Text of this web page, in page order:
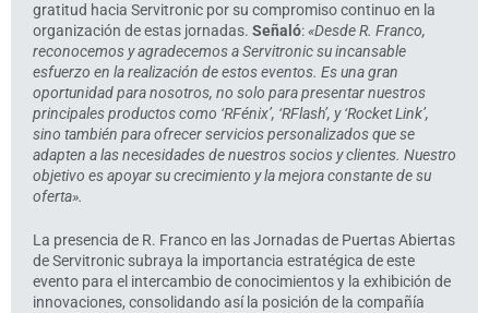
gratitud hacia Servitronic por su compromiso continuo en la
organización de estas jornadas. Señaló:«Desde R. Franco,
reconocemos y agradecemos a Servitronic su incansable
esfuerzo en la realización de estos eventos. Es una gran
oportunidad para nosotros, no solo para presentar nuestros
principales productos como ‘RFénix’, ‘RFlash’, y ‘Rocket Link’,
sino también para ofrecer servicios personalizados que se
adapten a las necesidades de nuestros socios y clientes. Nuestro
objetivo es apoyar su crecimiento y la mejora constante de su
oferta».
La presencia de R. Franco en las Jornadas de Puertas Abiertas
de Servitronic subraya la importancia estratégica de este
evento para el intercambio de conocimientos y la exhibición de
innovaciones, consolidando así la posición de la compañía